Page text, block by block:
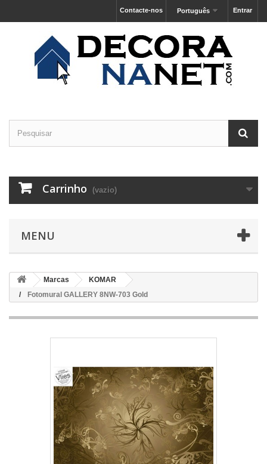
Entrar
Português
Contacte-nos
Carrinho (vazio)
MENU
Marcas
KOMAR
Fotomural GALLERY 8NW-703 Gold